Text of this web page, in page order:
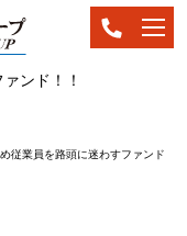
ンド！！
従業員を路頭に迷わすファンド！！